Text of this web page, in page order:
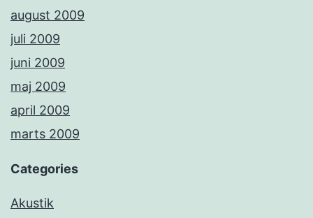
august 2009
juli 2009
juni 2009
maj 2009
april 2009
marts 2009
Categories
Akustik